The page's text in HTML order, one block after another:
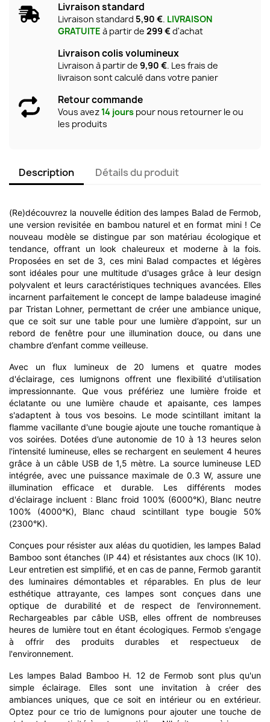
Livraison standard
Livraison standard 5,90 €. LIVRAISON
GRATUITE à partir de 299 €d'achat
Livraison colis volumineux
Livraison à partir de 9,90 €. Les frais de
livraison sont calculé dans votre panier
Retour commande
Vous avez14 jours pour nous retourner le ou
les produits
Description Détails du produit
(Re)découvrez la nouvelle édition des lampes Balad de Fermob,
une version revisitée en bambou naturel et en format mini ! Ce
nouveau modèle se distingue par son matériau écologique et
tendance, offrant un look chaleureux et moderne à la fois.
Proposées en set de 3, ces mini Balad compactes et légères
sont idéales pour une multitude d'usages grâce à leur design
polyvalent et leurs caractéristiques techniques avancées. Elles
incarnent parfaitement le concept de lampe baladeuse imaginé
par Tristan Lohner, permettant de créer une ambiance unique,
que ce soit sur une table pour une lumière d’appoint, sur un
rebord de fenêtre pour une illumination douce, ou dans une
chambre d’enfant comme veilleuse.
Avec un flux lumineux de 20 lumens et quatre modes
d'éclairage, ces lumignons offrent une flexibilité d'utilisation
impressionnante. Que vous préfériez une lumière froide et
éclatante ou une lumière chaude et apaisante, ces lampes
s'adaptent à tous vos besoins. Le mode scintillant imitant la
flamme vacillante d'une bougie ajoute une touche romantique à
vos soirées. Dotées d’une autonomie de 10 à 13 heures selon
l'intensité lumineuse, elles se rechargent en seulement 4 heures
grâce à un câble USB de 1,5 mètre. La source lumineuse LED
intégrée, avec une puissance maximale de 0.3 W, assure une
illumination efficace et durable. Les différents modes
d'éclairage incluent : Blanc froid 100% (6000°K), Blanc neutre
100% (4000°K), Blanc chaud scintillant type bougie 50%
(2300°K).
Conçues pour résister aux aléas du quotidien, les lampes Balad
Bamboo sont étanches (IP 44) et résistantes aux chocs (IK 10).
Leur entretien est simplifié, et en cas de panne, Fermob garantit
des luminaires démontables et réparables. En plus de leur
esthétique attrayante, ces lampes sont conçues dans une
optique de durabilité et de respect de l’environnement.
Rechargeables par câble USB, elles offrent de nombreuses
heures de lumière tout en étant écologiques. Fermob s'engage
à offrir des produits durables et respectueux de
l'environnement.
Les lampes Balad Bamboo H. 12 de Fermob sont plus qu'un
simple éclairage. Elles sont une invitation à créer des
ambiances uniques, que ce soit en intérieur ou en extérieur.
Optez pour ce trio de lumignons pour ajouter une touche de